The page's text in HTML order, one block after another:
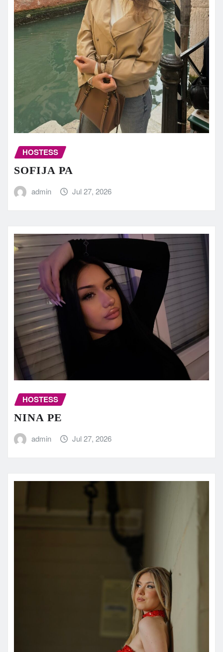
HOSTESS
SOFIJA PA
admin Jul 27, 2026
HOSTESS
NINA PE
admin Jul 27, 2026